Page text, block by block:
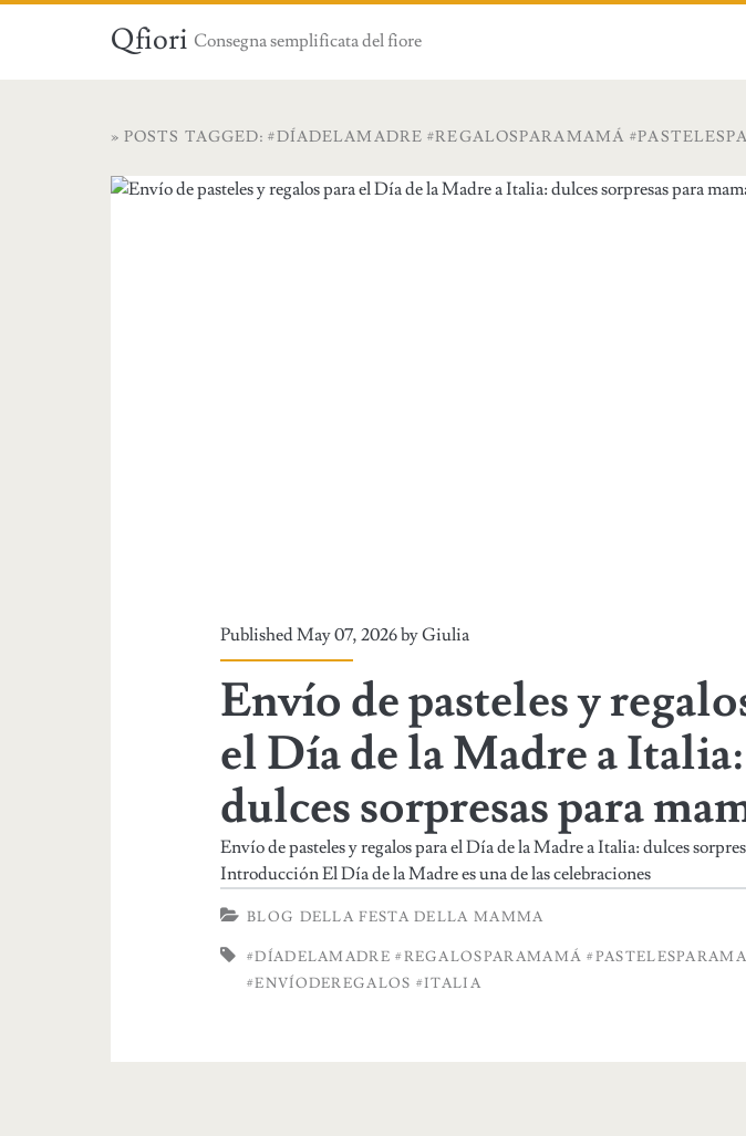
Qfiori Consegna semplificata del fiore
» POSTS TAGGED: #DÍADELAMADRE #REGALOSPARAMAMÁ
Published May 07, 2026 byGiulia
Envío de pasteles y
el Día de la Madre a Italia:
dulces sorpresas para
Envío de pasteles y regalos para el Día de la Madre a Italia: dulces
Introducción El Día de la Madre es una de las celebraciones
BLOG DELLA FESTA DELLA MAMMA
#DÍADELAMADRE #REGALOSPARAMAMÁ
#ENVÍODEREGALOS #ITALIA